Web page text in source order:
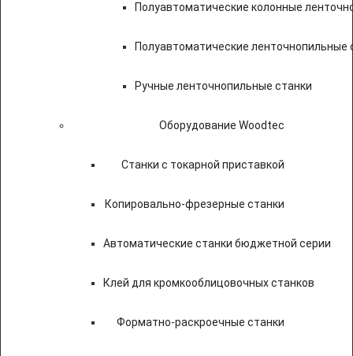
Полуавтоматические колонные
Полуавтоматические ленточнопильные
Ручные ленточнопильные станки
Оборудование Woodtec
Станки с токарной приставкой
Копировально-фрезерные станки
Автоматические станки бюджетной серии
Клей для кромкооблицовочных станков
Форматно-раскроечные станки